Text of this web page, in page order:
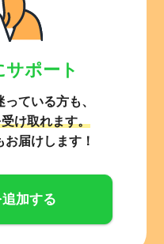
ポート
ている方も、
け取れます。
届けします！
加する